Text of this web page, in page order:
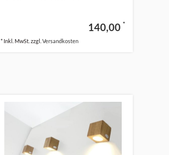
140,00 *
* Inkl. MwSt. zzgl.Versandkosten